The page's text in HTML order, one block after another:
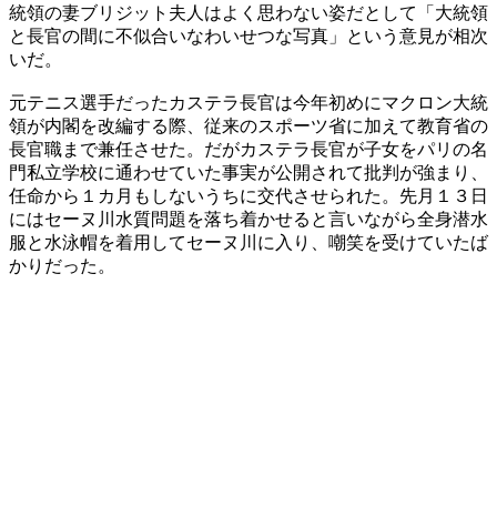
統領の妻ブリジット夫人はよく思わない姿だとして「大統領
と長官の間に不似合いなわいせつな写真」という意見が相次
いだ。
元テニス選手だったカステラ長官は今年初めにマクロン大統
領が内閣を改編する際、従来のスポーツ省に加えて教育省の
長官職まで兼任させた。だがカステラ長官が子女をパリの名
門私立学校に通わせていた事実が公開されて批判が強まり、
任命から１カ月もしないうちに交代させられた。先月１３日
にはセーヌ川水質問題を落ち着かせると言いながら全身潜水
服と水泳帽を着用してセーヌ川に入り、嘲笑を受けていたば
かりだった。